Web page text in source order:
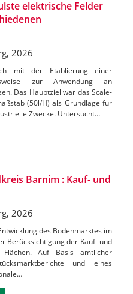
elektrische Felder
2026
mit der Etablierung einer
zur Anwendung an
Das Hauptziel war das Scale-
(50l/H) als Grundlage für
Zwecke. Untersucht…
Barnim : Kauf- und
2026
des Bodenmarktes im
Berücksichtigung der Kauf- und
Flächen. Auf Basis amtlicher
und eines